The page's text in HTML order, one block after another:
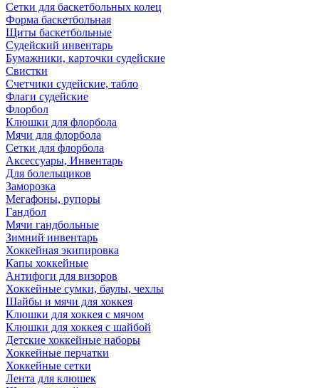
Сетки для баскетбольных колец
Форма баскетбольная
Щиты баскетбольные
Судейский инвентарь
Бумажники, карточки судейские
Свистки
Счетчики судейские, табло
Флаги судейские
Флорбол
Клюшки для флорбола
Мячи для флорбола
Сетки для флорбола
Аксессуары, Инвентарь
Для болельщиков
Заморозка
Мегафоны, рупоры
Гандбол
Мячи гандбольные
Зимний инвентарь
Хоккейная экипировка
Капы хоккейные
Антифоги для визоров
Хоккейные сумки, баулы, чехлы
Шайбы и мячи для хоккея
Клюшки для хоккея с мячом
Клюшки для хоккея с шайбой
Детские хоккейные наборы
Хоккейные перчатки
Хоккейные сетки
Лента для клюшек